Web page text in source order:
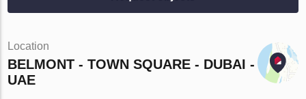
Location
BELMONT - TOWN SQUARE - DUBAI -
UAE